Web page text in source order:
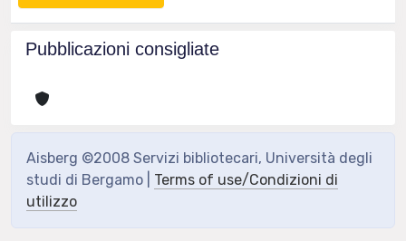
Pubblicazioni consigliate
Aisberg ©2008 Servizi bibliotecari, Università degli
studi di Bergamo | Terms of use/Condizioni di
utilizzo